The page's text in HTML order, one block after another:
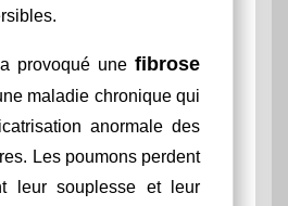
provoqué une fibrose
maladie chronique qui
anormale des
Les poumons perdent
leur souplesse et leur